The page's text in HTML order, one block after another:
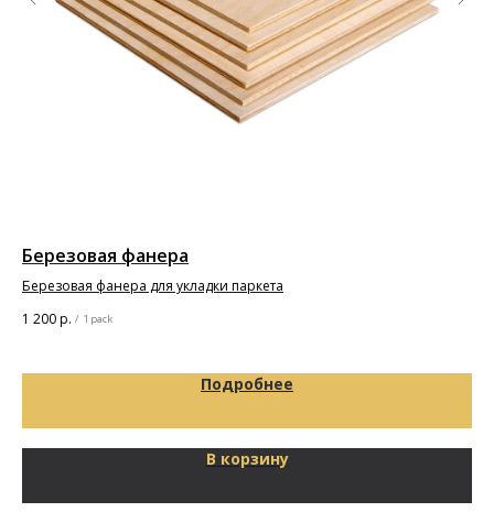
Березовая фанера
Березовая фанера для укладки паркета
1 200р. / 1 pack
Подробнее
В корзину